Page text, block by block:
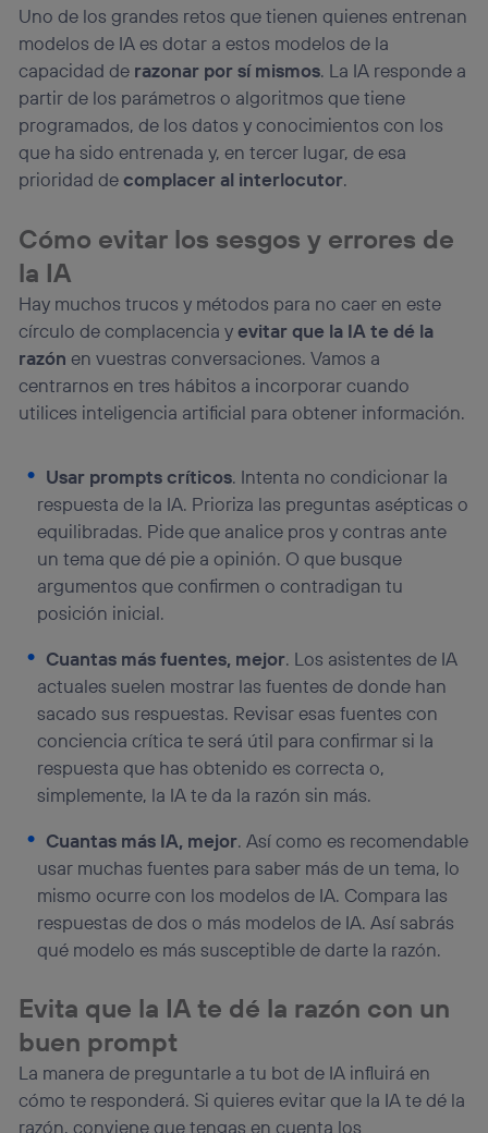
Uno de los grandes retos que tienen quienes entrenan
modelos de IA es dotar a estos modelos de la
capacidad de razonar por sí mismos. La IA responde a
partir de los parámetros o algoritmos que tiene
programados, de los datos y conocimientos con los
que ha sido entrenada y, en tercer lugar, de esa
prioridad decomplacer al interlocutor.
Cómo evitar los sesgos y errores de
la IA
Hay muchos trucos y métodos para no caer en este
círculo de complacencia yevitar que la IA te dé la
razón en vuestras conversaciones. Vamos a
centrarnos en tres hábitos a incorporar cuando
utilices inteligencia artificial para obtener información.
Usar prompts críticos. Intenta no condicionar la
respuesta de la IA. Prioriza las preguntas asépticas o
equilibradas. Pide que analice pros y contras ante
un tema que dé pie a opinión. O que busque
argumentos que confirmen o contradigan tu
posición inicial.
Cuantas más fuentes, mejor. Los asistentes de IA
actuales suelen mostrar las fuentes de donde han
sacado sus respuestas. Revisar esas fuentes con
conciencia crítica te será útil para confirmar si la
respuesta que has obtenido es correcta o,
simplemente, la IA te da la razón sin más.
Cuantas más IA, mejor. Así como es recomendable
usar muchas fuentes para saber más de un tema, lo
mismo ocurre con los modelos de IA. Compara las
respuestas de dos o más modelos de IA. Así sabrás
qué modelo es más susceptible de darte la razón.
Evita que la IA te dé la razón con un
buen prompt
La manera de preguntarle a tu bot de IA influirá en
cómo te responderá. Si quieres evitar que la IA te dé la
razón, conviene que tengas en cuenta los